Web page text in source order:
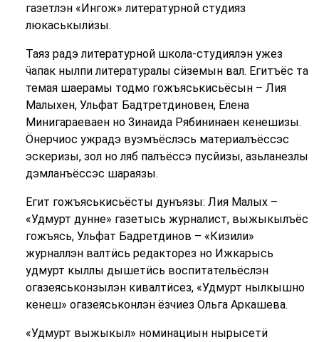
газетлэн «Ингож» литературной студияз
люкаськылӥзы.
Таяз радэ литературной школа-студиялэн ужез
ӵапак нылпи литературалы сӥземын вал. Егитъёс та
темая шаерамы тодмо гожъяськисьёсын – Лия
Малыхен, Ульфат Бадтретдиновен, Елена
Минигараеваен но Зинаида Рябининаен кенешизы.
Ӧнерчиос ужрадэ вуэмъёслэсь материалъёссэс
эскеризы, зол но ляб палъёссэ пусйизы, азьланезлы
дэмланъёссэс шараязы.
Егит гожъяськисьёсты дунъязы: Лия Малых –
«Удмурт дунне» газетысь журналист, выжыкылъёс
гожъясь, Ульфат Бадретдинов – «Кизили»
журналлэн валтӥсь редакторез но Ижкарысь
удмурт кыллы дышетӥсь воспитательёслэн
огазеяськонзылэн кивалтӥсез, «Удмурт нылкышно
кенеш» огазеяськонлэн ёзчиез Ольга Аркашева.
«Удмурт выжыкыл» номинациын нырысетӥ